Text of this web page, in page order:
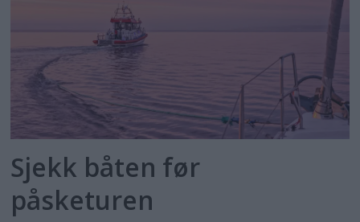
Sjekk båten før
påsketuren